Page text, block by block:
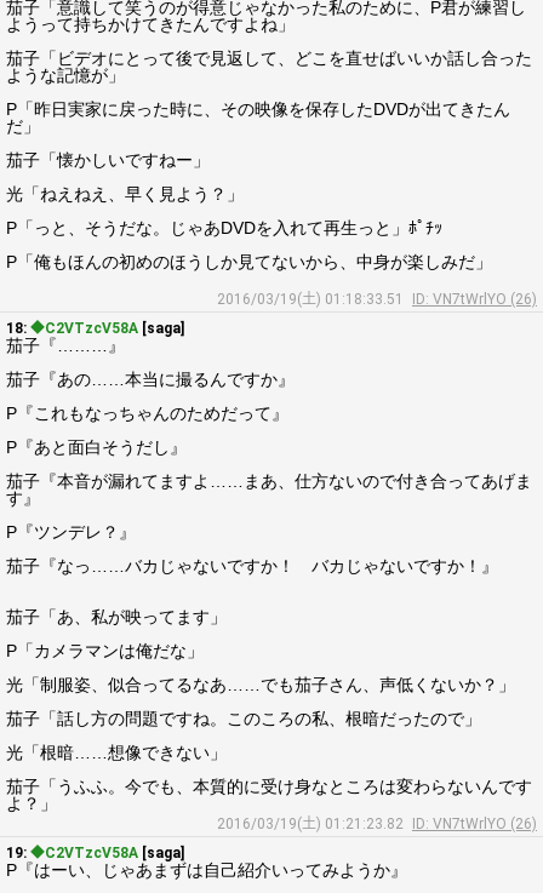
茄子「意識して笑うのが得意じゃなかった私のために、P君が練習し
ようって持ちかけてきたんですよね」
茄子「ビデオにとって後で見返して、どこを直せばいいか話し合った
ような記憶が」
P「昨日実家に戻った時に、その映像を保存したDVDが出てきたん
だ」
茄子「懐かしいですねー」
光「ねえねえ、早く見よう？」
P「っと、そうだな。じゃあDVDを入れて再生っと」ﾎﾟﾁｯ
P「俺もほんの初めのほうしか見てないから、中身が楽しみだ」
2016/03/19(土) 01:18:33.51
ID: VN7tWrlYO (26)
18: ◆C2VTzcV58A [saga]
茄子『………』
茄子『あの……本当に撮るんですか』
P『これもなっちゃんのためだって』
P『あと面白そうだし』
茄子『本音が漏れてますよ……まあ、仕方ないので付き合ってあげま
す』
P『ツンデレ？』
茄子『なっ……バカじゃないですか！ バカじゃないですか！』
茄子「あ、私が映ってます」
P「カメラマンは俺だな」
光「制服姿、似合ってるなあ……でも茄子さん、声低くないか？」
茄子「話し方の問題ですね。このころの私、根暗だったので」
光「根暗……想像できない」
茄子「うふふ。今でも、本質的に受け身なところは変わらないんです
よ？」
2016/03/19(土) 01:21:23.82
ID: VN7tWrlYO (26)
19: ◆C2VTzcV58A [saga]
P『はーい、じゃあまずは自己紹介いってみようか』